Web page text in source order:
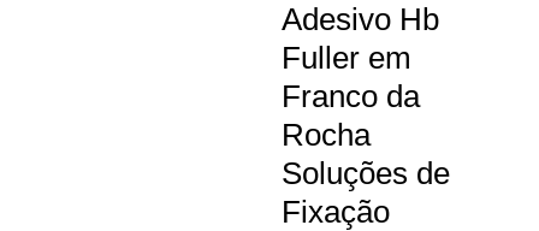
Adesivo Hb
Fuller em
Franco da
Rocha
Soluções de
Fixação